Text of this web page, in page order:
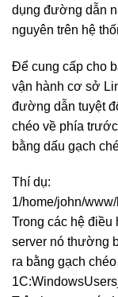
dụng đường dẫn
nguyên trên hệ
Để cung cấp cho
vận hành cơ sở
đường dẫn tuyệt
chéo về phía
bằng dấu gạch
Thí dụ:
1/home/john/
Trong các hệ điều
server nó thường
ra bằng gạch